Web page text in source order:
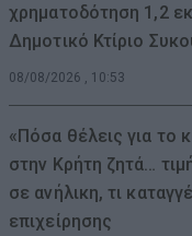
χρηματοδότηση 1,2
Δημοτικό Κτίριο
08/08/2026 , 10:53
«Πόσα θέλεις για το
στην Κρήτη ζητά…
σε ανήλικη, τι
επιχείρησης